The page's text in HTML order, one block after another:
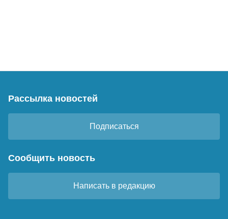
Рассылка новостей
Подписаться
Сообщить новость
Написать в редакцию